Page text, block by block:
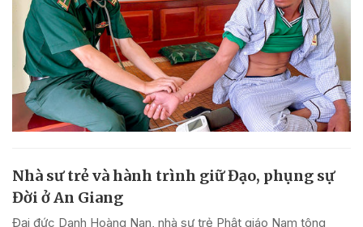
Nhà sư trẻ và hành trình giữ Đạo, phụng sự
Đời ở An Giang
Đại đức Danh Hoàng Nan, nhà sư trẻ Phật giáo Nam tông